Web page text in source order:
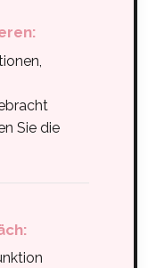
Sie die